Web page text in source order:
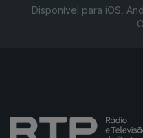
Disponível para iOS,